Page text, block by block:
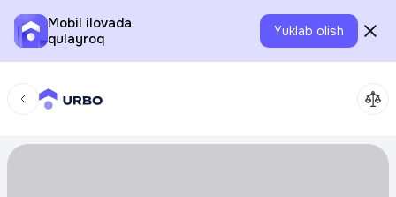
Mobil ilovada
qulayroq
Yuklab olish